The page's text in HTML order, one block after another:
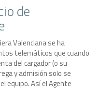
de
Valenciana se ha
telemáticos que cuando
del cargador (o su
y admisión solo se
equipo. Así el Agente